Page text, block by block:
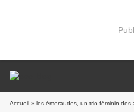
Accueil » les émeraudes, un trio féminin des années 1960 aux